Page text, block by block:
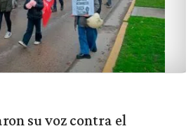
su voz contra el